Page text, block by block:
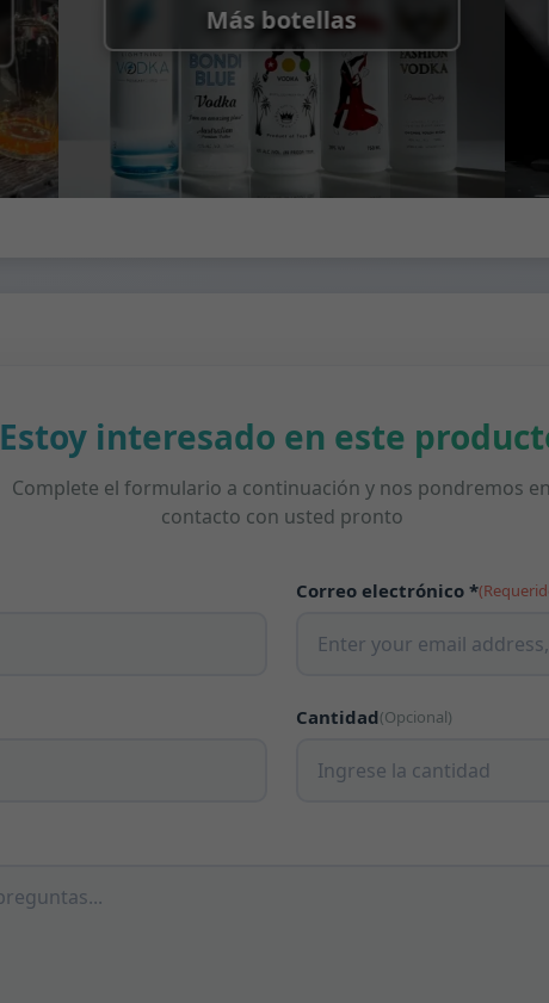
Más botellas
Estoy interesado en este
Complete el formulario a continuación y nos pondremos
contacto con usted pronto
Correo electrónico *
Cantidad(Opcional)